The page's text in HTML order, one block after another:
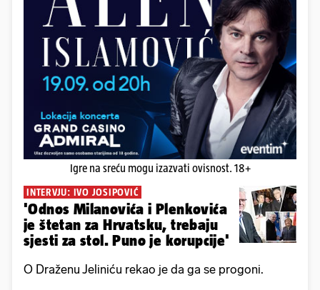
Igre na sreću mogu izazvati ovisnost. 18+
INTERVJU: IVO JOSIPOVIĆ
'Odnos Milanovića i Plenkovića
je štetan za Hrvatsku, trebaju
sjesti za stol. Puno je korupcije'
O Draženu Jeliniću rekao je da ga se progoni.